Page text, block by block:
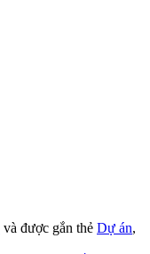
và được gắn thẻ Dự án,